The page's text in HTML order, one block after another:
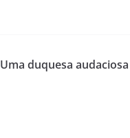
Uma duquesa